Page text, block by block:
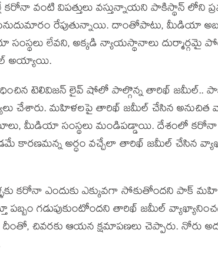
కరోనా వంటి విపత్తులు వస్తున్నాయని పాకిస్థాన్ లోని
రేపుతున్నాయి. దాంతోపాటు, మీడియా
లేవని, అక్కడి న్యాయస్థానాలు
అయ్యాయి.
టెలివిజన్‌ లైవ్‌ షోలో పాల్గొన్న తారిఖ్ జమీల్..
చేశారు. మహిళలపై తారిఖ్ జమీల్ చేసిన అనుచిత
మీడియా సంస్థలు మండిపడ్డాయి. దేశంలో కరోనా
కారణమన్న అర్ధం వచ్చేలా తారిఖ్ జమీల్ చేసిన
కరోనా ఎందుకు ఎక్కువగా సోకుతోందని పాక్
పబ్బం గడుపుకుంటోందని తారిఖ్ జమీల్
చివరకు ఆయన క్షమాపణలు చెప్పారు. నోరు